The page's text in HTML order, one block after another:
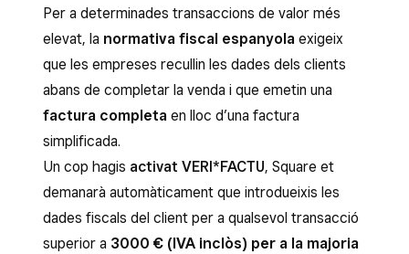
Per a determinades transaccions de valor més
elevat, la normativa fiscal espanyola exigeix
que les empreses recullin les dades dels clients
abans de completar la venda i que emetin una
factura completa en lloc d’una factura
simplificada.
Un cop hagis activat VERI*FACTU, Square et
demanarà automàticament que introdueixis les
dades fiscals del client per a qualsevol transacció
superior a 3000 € (IVA inclòs) per a la majoria